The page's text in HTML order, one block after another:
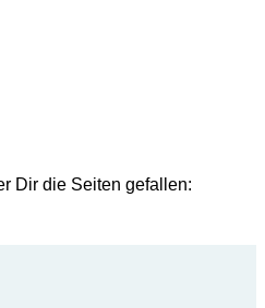
Dir die Seiten gefallen: